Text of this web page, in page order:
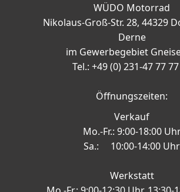
WÜDO Motorrad
Nikolaus-Groß-Str. 28, 44329
Derne
im Gewerbegebiet
Tel.: +49 (0) 231-47 77
Öffnungszeiten:
Verkauf
Mo.-Fr.: 9:00-18:00
Sa.: 10:00-14:00 Uhr
Werkstatt